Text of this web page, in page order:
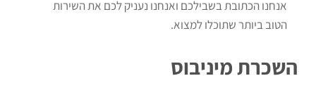
אנחנו הכתובת בשבילכם ואנחנו נעניק לכם את השירות
הטוב ביותר שתוכלו למצוא.
השכרת מיניבוס